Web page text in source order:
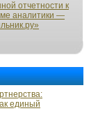
отчетности к
аналитики —
единый